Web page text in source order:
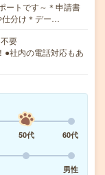
ートです～＊申請書
仕分け＊デー…
要
●社内の電話対応もあ
50代
60代
男性